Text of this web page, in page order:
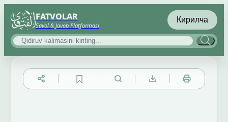
FATVOLAR
Savol & Javob Platformasi
Кирилча